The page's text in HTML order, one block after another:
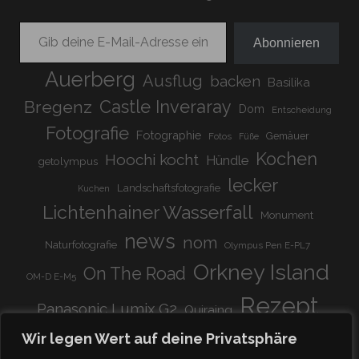
Wir legen Wert auf deine Privatsphäre
Gib deine E-Mail-Adresse ein ...
Abonnieren
Auerberg Ausflug backen Basilika
Bregenz Castle Inveraray Dom Entscheidung
Fotografie Fotographie Fotos Füße Gemäuer
getolympus Hoochi kocht Hündle Kochen
Kuchen Landschaftsfotografie lecker
Lichtenhainer Wasserfall Monument
Naturfotografie news nom Olympus Pen E-PL7
OM-D E-M5 On The Road Orkney Island
Panasonic Lumix G2 Quiraing Rezept
Rundreise schnell & einfach Scotland